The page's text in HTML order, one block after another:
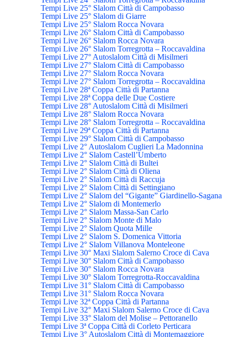
Tempi Live 25° Slalom Città di Campobasso
Tempi Live 25° Slalom di Giarre
Tempi Live 25° Slalom Rocca Novara
Tempi Live 26° Slalom Città di Campobasso
Tempi Live 26° Slalom Rocca Novara
Tempi Live 26° Slalom Torregrotta – Roccavaldina
Tempi Live 27° Autoslalom Città di Misilmeri
Tempi Live 27° Slalom Città di Campobasso
Tempi Live 27° Slalom Rocca Novara
Tempi Live 27° Slalom Torregrotta – Roccavaldina
Tempi Live 28ª Coppa Città di Partanna
Tempi Live 28ª Coppa delle Due Costiere
Tempi Live 28° Autoslalom Città di Misilmeri
Tempi Live 28° Slalom Rocca Novara
Tempi Live 28° Slalom Torregrotta – Roccavaldina
Tempi Live 29ª Coppa Città di Partanna
Tempi Live 29° Slalom Città di Campobasso
Tempi Live 2° Autoslalom Cuglieri La Madonnina
Tempi Live 2° Slalom Castell’Umberto
Tempi Live 2° Slalom Città di Bultei
Tempi Live 2° Slalom Città di Oliena
Tempi Live 2° Slalom Città di Raccuja
Tempi Live 2° Slalom Città di Settingiano
Tempi Live 2° Slalom del “Gigante” Giardinello-Sagana
Tempi Live 2° Slalom di Montemerlo
Tempi Live 2° Slalom Massa-San Carlo
Tempi Live 2° Slalom Monte di Malo
Tempi Live 2° Slalom Quota Mille
Tempi Live 2° Slalom S. Domenica Vittoria
Tempi Live 2° Slalom Villanova Monteleone
Tempi Live 30° Maxi Slalom Salerno Croce di Cava
Tempi Live 30° Slalom Città di Campobasso
Tempi Live 30° Slalom Rocca Novara
Tempi Live 30° Slalom Torregrotta-Roccavaldina
Tempi Live 31° Slalom Città di Campobasso
Tempi Live 31° Slalom Rocca Novara
Tempi Live 32ª Coppa Città di Partanna
Tempi Live 32° Maxi Slalom Salerno Croce di Cava
Tempi Live 33° Slalom del Molise – Pettoranello
Tempi Live 3ª Coppa Città di Corleto Perticara
Tempi Live 3° Autoslalom Città di Montemaggiore